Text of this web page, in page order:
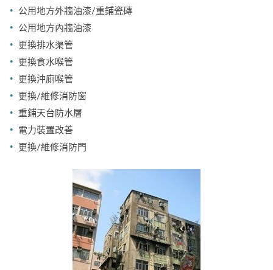
公用地方外牆油漆/重鋪瓷磚
公用地方內牆油漆
更換排水渠管
更換食水喉管
更換沖廁喉管
更換/維修消防窗
重鋪天台防水層
電力裝置改善
更換/維修消防門